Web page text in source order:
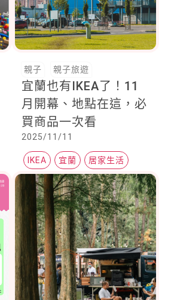
親子 親子旅遊
宜蘭也有IKEA了！11
月開幕、地點在這，必
買商品一次看
2025/11/11
IKEA 宜蘭 居家生活